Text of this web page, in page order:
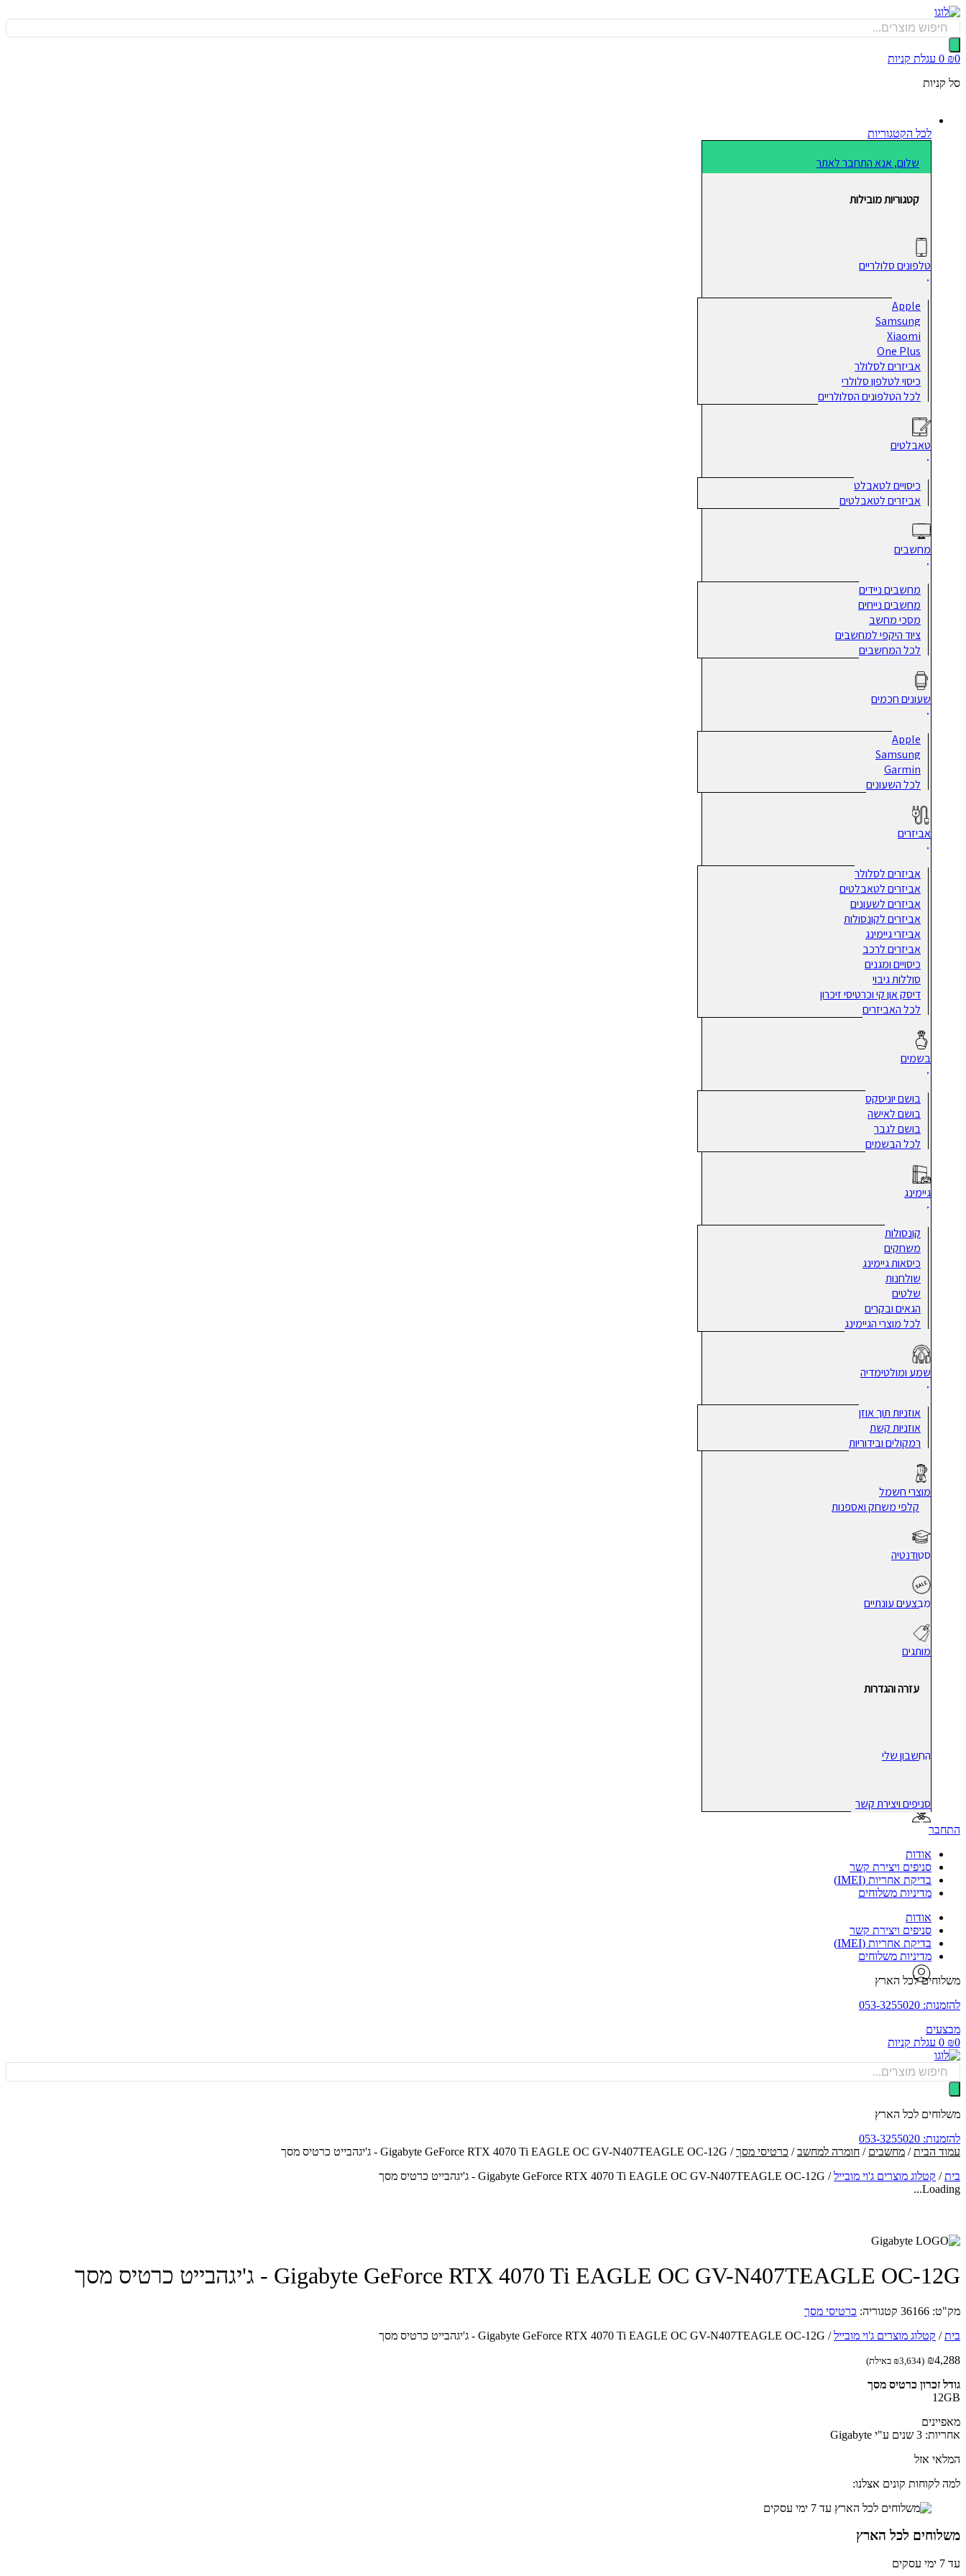
דלג
לתוכן
Products
search
₪0
0 עגלת קניות
סל קניות
לכל הקטגוריות
שלום, אנא התחבר לאתר
קטגוריות מובילות
טלפונים סלולריים
Apple
Samsung
Xiaomi
One Plus
אביזרים לסלולר
כיסוי לטלפון סלולרי
לכל הטלפונים הסלולריים
טאבלטים
כיסויים לטאבלט
אביזרים לטאבלטים
מחשבים
מחשבים ניידים
מחשבים נייחים
מסכי מחשב
ציוד היקפי למחשבים
לכל המחשבים
שעונים חכמים
Apple
Samsung
Garmin
לכל השעונים
אביזרים
אביזרים לסלולר
אביזרים לטאבלטים
אביזרים לשעונים
אביזרים לקונסולות
אביזרי גיימינג
אביזרים לרכב
כיסויים ומגנים
סוללות גיבוי
דיסק און קי וכרטיסי זיכרון
לכל האביזרים
בשמים
בושם יוניסקס
בושם לאישה
בושם לגבר
לכל הבשמים
גיימינג
קונסולות
משחקים
כיסאות גיימינג
שולחנות
שלטים
הגאים ובקרים
לכל מוצרי הגיימינג
שמע ומולטימדיה
אוזניות תוך אוזן
אוזניות קשת
רמקולים ובידוריות
מוצרי חשמל
קלפי משחק ואספנות
סטודנטיה
מבצעים עונתיים
מותגים
עזרה והגדרות
החשבון שלי
סניפים ויצירת קשר
התחבר
אודות
סניפים ויצירת קשר
בדיקת אחריות (IMEI)
מדיניות משלוחים
אודות
סניפים ויצירת קשר
בדיקת אחריות (IMEI)
מדיניות משלוחים
משלוחים לכל הארץ
להזמנות: 053-3255020
מבצעים
₪0
0 עגלת קניות
Products
search
משלוחים לכל הארץ
להזמנות: 053-3255020
עמוד הבית/ מחשבים / חומרה למחשב/ כרטיסי מסך/ Gigabyte GeForce RTX 4070 Ti EAGLE OC GV-N407TEAGLE OC-12G - ג'יגהבייט כרטיס מסך
בית/ קטלוג מוצרים ג'וי מובייל/ Gigabyte GeForce RTX 4070 Ti EAGLE OC GV-N407TEAGLE OC-12G - ג'יגהבייט כרטיס מסך
Loading...
Gigabyte GeForce RTX 4070 Ti EAGLE OC GV-N407TEAGLE OC-12G - ג'יגהבייט כרטיס מסך
מק"ט: 36166 קטגוריה: כרטיסי מסך
בית/ קטלוג מוצרים ג'וי מובייל/ Gigabyte GeForce RTX 4070 Ti EAGLE OC GV-N407TEAGLE OC-12G - ג'יגהבייט כרטיס מסך
₪4,288
(
₪3,634 באילת)
גודל זכרון כרטיס מסך
12GB
מאפיינים
אחריות: 3 שנים ע"י Gigabyte
המלאי אזל
למה לקוחות קונים אצלנו:
משלוחים לכל הארץ
עד 7 ימי עסקים